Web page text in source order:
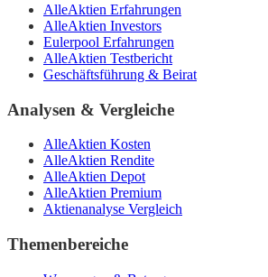
AlleAktien Erfahrungen
AlleAktien Investors
Eulerpool Erfahrungen
AlleAktien Testbericht
Geschäftsführung & Beirat
Analysen & Vergleiche
AlleAktien Kosten
AlleAktien Rendite
AlleAktien Depot
AlleAktien Premium
Aktienanalyse Vergleich
Themenbereiche